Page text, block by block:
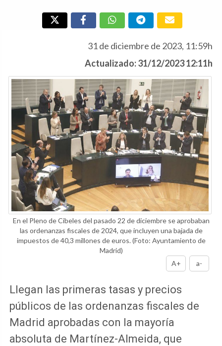
31 de diciembre de 2023, 11:59h
Actualizado: 31/12/2023 12:11h
En el Pleno de Cibeles del pasado 22 de diciembre se aprobaban
las ordenanzas fiscales de 2024, que incluyen una bajada de
impuestos de 40,3 millones de euros.(Foto: Ayuntamiento de
Madrid)
A+
a-
Llegan las primeras tasas y precios
públicos de las ordenanzas fiscales de
Madrid aprobadas con la mayoría
absoluta de Martínez-Almeida, que